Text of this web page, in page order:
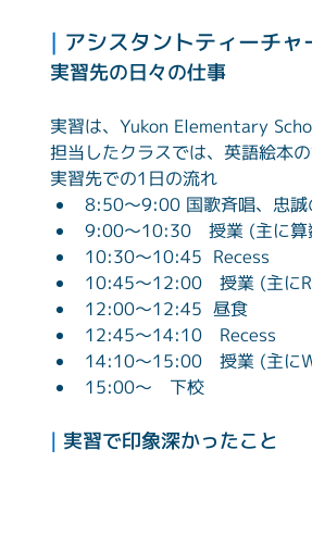
| アシスタントティーチャ
実習先の日々の仕事
実習は、Yukon Elementary
担当したクラスでは、英語絵本
実習先での1日の流れ
8:50～9:00 国歌斉唱、忠誠
9:00～10:30　授業 (主に算
10:30～10:45  Recess
10:45～12:00　授業 (主に
12:00～12:45  昼食
12:45～14:10　Recess
14:10～15:00　授業 (主に
15:00～　下校
| 実習で印象深かったこと